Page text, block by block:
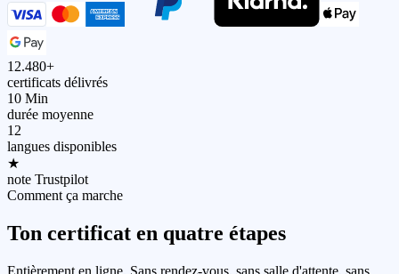
12.480+
certificats délivrés
10 Min
durée moyenne
12
langues disponibles
★
note Trustpilot
Comment ça marche
Ton certificat en quatre étapes